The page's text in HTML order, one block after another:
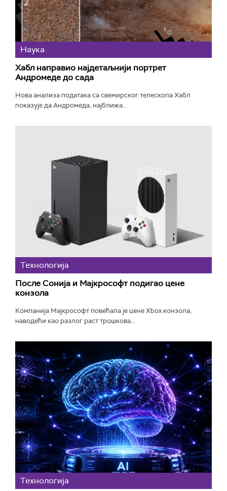
Наука
Хабл направио најдетаљнији портрет
Андромеде до сада
Нова анализа података са свемирског телескопа Хабл
показује да Андромеда, најближа...
Технологијa
После Сонија и Мајкрософт подигао цене
конзола
Компанија Мајкрософт повећала је цене Xbox конзола,
наводећи као разлог раст трошкова...
Технологијa